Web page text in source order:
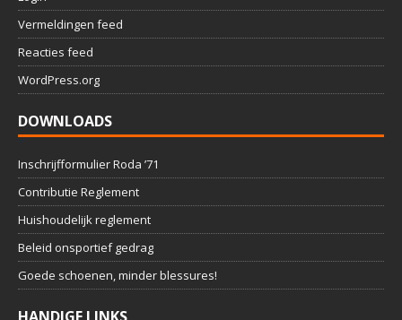
Vermeldingen feed
Reacties feed
WordPress.org
DOWNLOADS
Inschrijfformulier Roda ’71
Contributie Reglement
Huishoudelijk reglement
Beleid onsportief gedrag
Goede schoenen, minder blessures!